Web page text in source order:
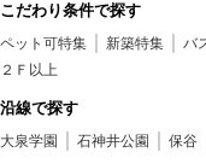
こだわり条件で探す
ペット可特集 新築特集 バ
２Ｆ以上
沿線で探す
大泉学園 石神井公園 保谷